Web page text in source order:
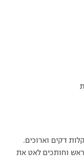
דקים וארוכים.
וחותכים לאט את